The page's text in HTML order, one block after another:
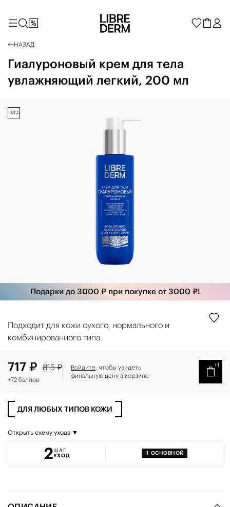
НАЗАД
Гиалуроновый крем для тела
увлажняющий легкий, 200 мл
-13%
Подарки до 3000 ₽ при покупке от 3000 ₽!
Подходит для кожи сухого, нормального и
комбинированного типа.
+72 баллов
717 ₽ 815 ₽ Войдите, чтобы увидеть
финальную цену в корзине
+1
ДЛЯ ЛЮБЫХ ТИПОВ КОЖИ
Открыть схему ухода ▼
2ШАГ
УХОД 1 ОСНОВНОЙ